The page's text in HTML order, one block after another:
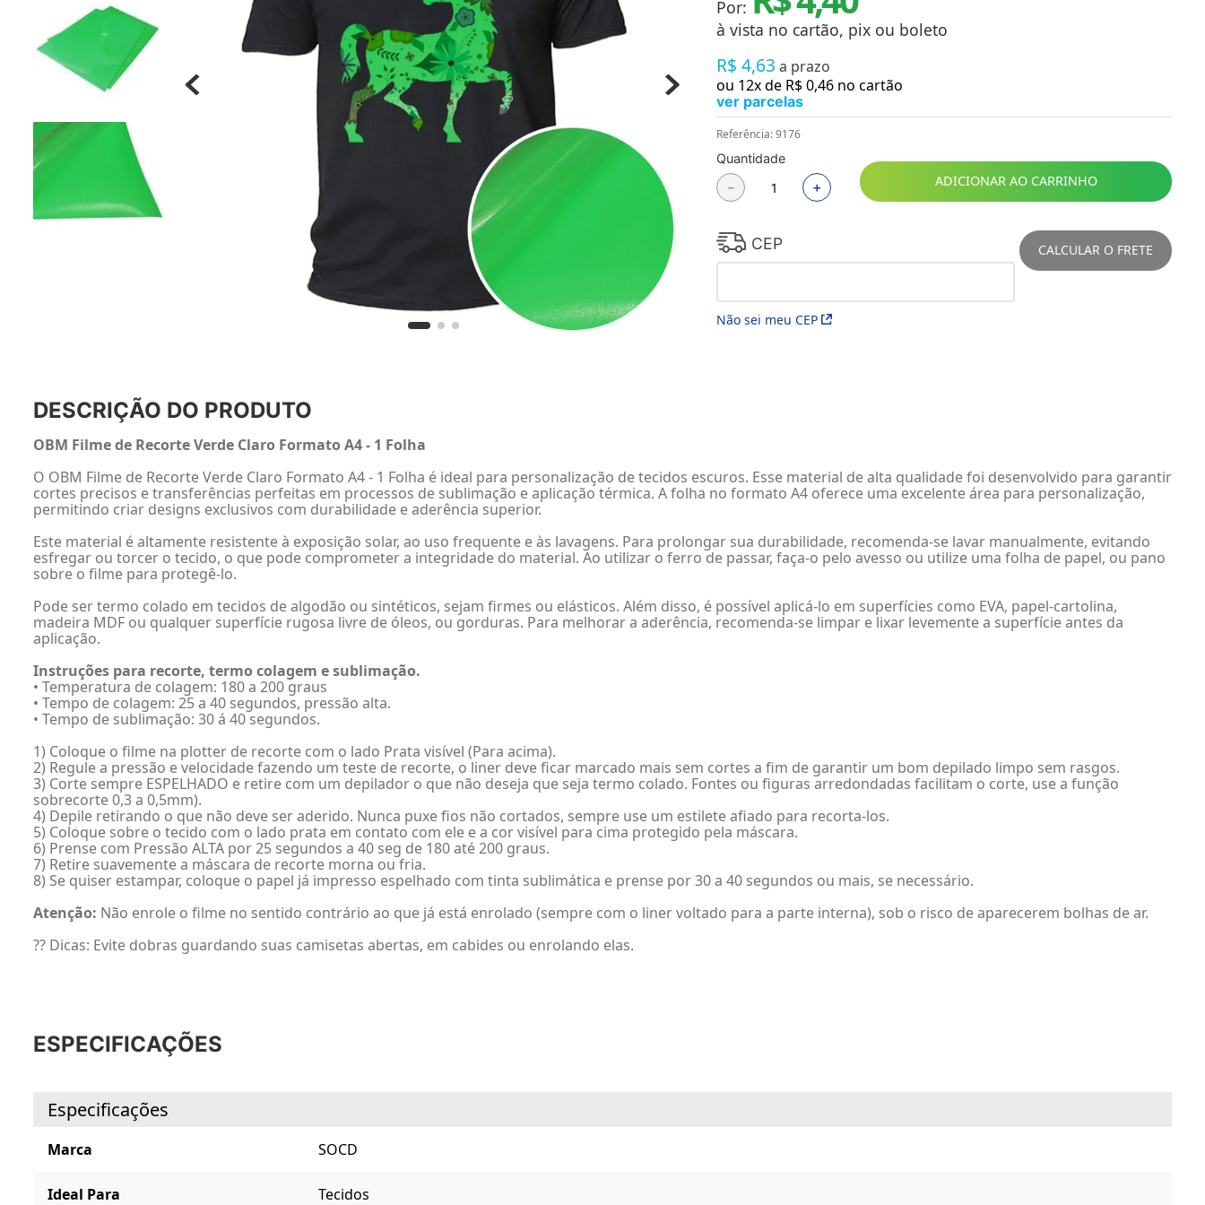
Materiais
Acrílicos
Alumínio
Cerâmica
Plástico
Madeira / MDF
Metal
Chaveiros
Chinelos
Cofres
Cuecas
Fitness
Guarda-chuvas
Produtos de Imã
Mantas e Silicone 3D
Mouse Pads
Pantufas
Pingentes
Porcelanatos
Porta-retratos
Toalhas
Troféus
Papéis para Sublimação
OBM
Tinta Sublimática
Prensas
Por:
à vista no cartão, pix ou boleto
R$ 4,63 a prazo
ou 12x de R$0,46 no cartão
ver parcelas
Referência:9176
Quantidade
＋
－ ADICIONAR AO CARRINHO
CEP
Não sei meu CEP
CALCULAR O FRETE
DESCRIÇÃO DO PRODUTO
OBM Filme de Recorte Verde Claro Formato A4 - 1 Folha
O OBM Filme de Recorte Verde Claro Formato A4 - 1 Folha é ideal para personalização de tecidos escuros. Esse material de alta qualidade foi desenvolvido para garantir
cortes precisos e transferências perfeitas em processos de sublimação e aplicação térmica. A folha no formato A4 oferece uma excelente área para personalização,
permitindo criar designs exclusivos com durabilidade e aderência superior.
Este material é altamente resistente à exposição solar, ao uso frequente e às lavagens. Para prolongar sua durabilidade, recomenda-se lavar manualmente, evitando
esfregar ou torcer o tecido, o que pode comprometer a integridade do material. Ao utilizar o ferro de passar, faça-o pelo avesso ou utilize uma folha de papel, ou pano
sobre o filme para protegê-lo.
Pode ser termo colado em tecidos de algodão ou sintéticos, sejam firmes ou elásticos. Além disso, é possível aplicá-lo em superfícies como EVA, papel-cartolina,
madeira MDF ou qualquer superfície rugosa livre de óleos, ou gorduras. Para melhorar a aderência, recomenda-se limpar e lixar levemente a superfície antes da
aplicação.
Instruções para recorte, termo colagem e sublimação.
• Temperatura de colagem: 180 a 200 graus
• Tempo de colagem: 25 a 40 segundos, pressão alta.
• Tempo de sublimação: 30 á 40 segundos.
1) Coloque o filme na plotter de recorte com o lado Prata visível (Para acima).
2) Regule a pressão e velocidade fazendo um teste de recorte, o liner deve ficar marcado mais sem cortes a fim de garantir um bom depilado limpo sem rasgos.
3) Corte sempre ESPELHADO e retire com um depilador o que não deseja que seja termo colado. Fontes ou figuras arredondadas facilitam o corte, use a função
sobrecorte 0,3 a 0,5mm).
4) Depile retirando o que não deve ser aderido. Nunca puxe fios não cortados, sempre use um estilete afiado para recorta-los.
5) Coloque sobre o tecido com o lado prata em contato com ele e a cor visível para cima protegido pela máscara.
6) Prense com Pressão ALTA por 25 segundos a 40 seg de 180 até 200 graus.
7) Retire suavemente a máscara de recorte morna ou fria.
8) Se quiser estampar, coloque o papel já impresso espelhado com tinta sublimática e prense por 30 a 40 segundos ou mais, se necessário.
Atenção: Não enrole o filme no sentido contrário ao que já está enrolado (sempre com o liner voltado para a parte interna), sob o risco de aparecerem bolhas de ar.
?? Dicas: Evite dobras guardando suas camisetas abertas, em cabides ou enrolando elas.
ESPECIFICAÇÕES
Especificações
Marca SOCD
Ideal Para Tecidos